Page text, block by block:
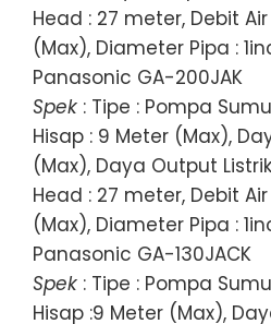
Head : 27 meter, Debit
(Max), Diameter Pipa :
Panasonic GA-200JAK
Spek : Tipe : Pompa
Hisap : 9 Meter (Max),
(Max), Daya Output
Head : 27 meter, Debit
(Max), Diameter Pipa :
Panasonic GA-130JACK
Spek : Tipe : Pompa
Hisap :9 Meter (Max),